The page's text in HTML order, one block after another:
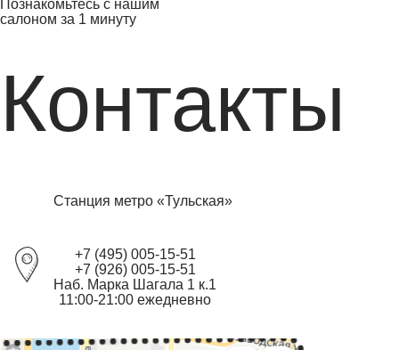
Познакомьтесь с нашим
салоном за 1 минуту
Контакты
Станция метро «Тульская»
+7 (495) 005-15-51
+7 (926) 005-15-51
Наб. Марка Шагала 1 к.1
11:00-21:00 ежедневно